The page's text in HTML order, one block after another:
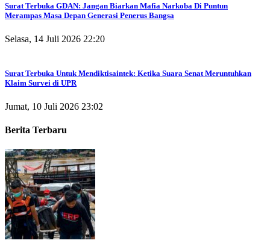
Surat Terbuka GDAN: Jangan Biarkan Mafia Narkoba Di Puntun
Merampas Masa Depan Generasi Penerus Bangsa
Selasa, 14 Juli 2026 22:20
Surat Terbuka Untuk Mendiktisaintek: Ketika Suara Senat Meruntuhkan
Klaim Survei di UPR
Jumat, 10 Juli 2026 23:02
Berita Terbaru